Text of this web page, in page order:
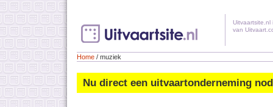
Uitvaartsite.nl
van
Home / muziek
Nu direct een uitvaartonderneming